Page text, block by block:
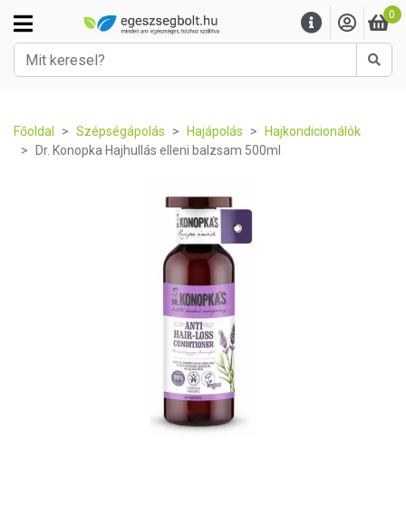
0
Főoldal Szépségápolás Hajápolás
Hajkondicionálók
Dr. Konopka Hajhullás elleni balzsam 500ml